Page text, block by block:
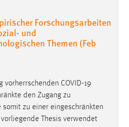
Forschungsarbeiten
und
Themen (Feb
COVID-19
den Zugang zu
somit zu einer eingeschränkten
Thesis verwendet